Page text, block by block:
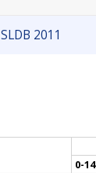
SLDB 2011
0-